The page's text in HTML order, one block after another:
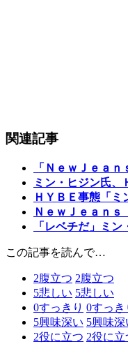
関連記事
「ＮｅｗＪｅａ
ミン・ヒジン氏
ＨＹＢＥ事態「
ＮｅｗＪｅａｎｓ
「レベチだ」ミ
この記事を読んで…
2腹立つ 2腹立つ
5悲しい 5悲しい
0すっきり 0すっき
5興味深い 5興味深
2役に立つ 2役に立